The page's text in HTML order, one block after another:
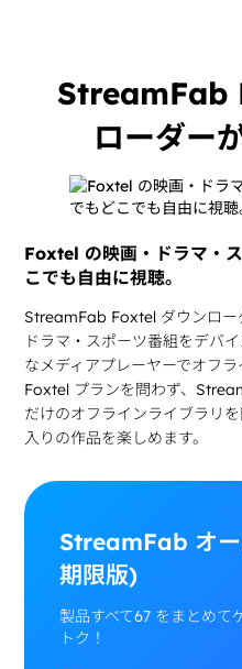
StreamFab
ローダー
Foxtel の映画・ドラマ・
こでも自由に視聴。
StreamFab Foxtel ダウンロー
ドラマ・スポーツ番組をデバ
なメディアプレーヤーでオフ
Foxtel プランを問わず、
だけのオフラインライブラリ
入りの作品を楽しめます。
StreamFab オ
期限版)
製品すべて67 をまとめて
トク！